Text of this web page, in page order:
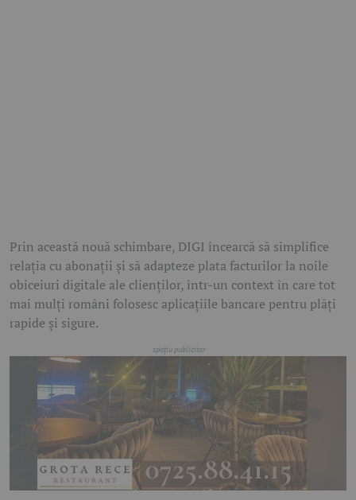
Prin această nouă schimbare, DIGI încearcă să simplifice
relația cu abonații și să adapteze plata facturilor la noile
obiceiuri digitale ale clienților, într-un context în care tot
mai mulți români folosesc aplicațiile bancare pentru plăți
rapide și sigure.